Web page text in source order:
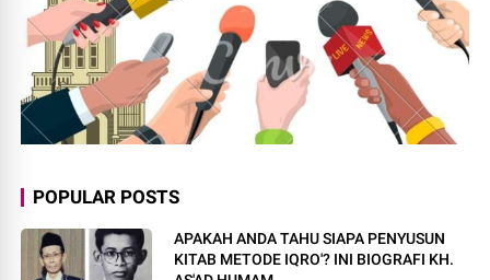
POPULAR POSTS
APAKAH ANDA TAHU SIAPA PENYUSUN
KITAB METODE IQRO'? INI BIOGRAFI KH.